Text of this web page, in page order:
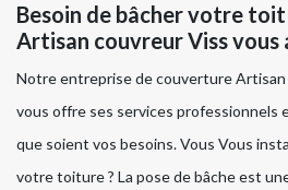
Besoin de bâcher votre toit
Artisan couvreur Viss vous
Notre entreprise de couverture Artisan
vous offre ses services professionnels
que soient vos besoins. Vous Vous
votre toiture ? La pose de bâche est